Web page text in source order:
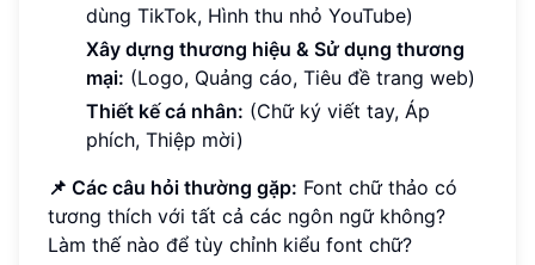
dùng TikTok, Hình thu nhỏ YouTube)
Xây dựng thương hiệu & Sử dụng thương
mại: (Logo, Quảng cáo, Tiêu đề trang web)
Thiết kế cá nhân: (Chữ ký viết tay, Áp
phích, Thiệp mời)
📌 Các câu hỏi thường gặp: Font chữ thảo có
tương thích với tất cả các ngôn ngữ không?
Làm thế nào để tùy chỉnh kiểu font chữ?